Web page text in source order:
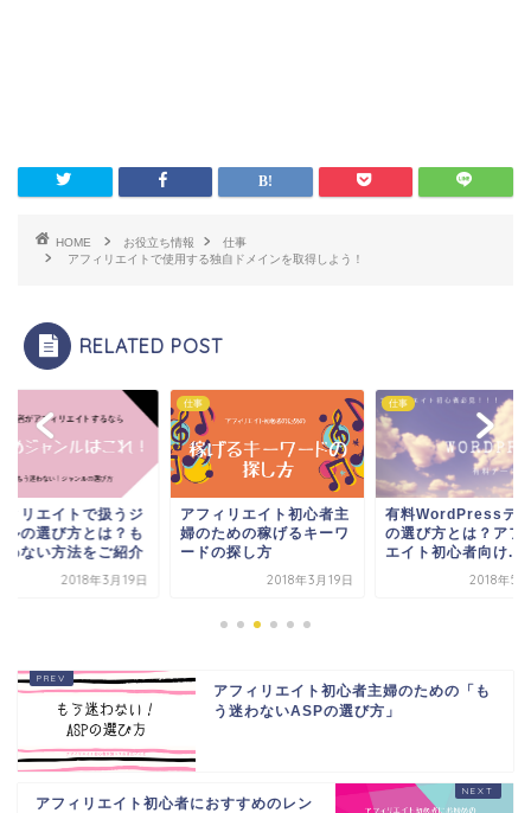
HOME お役立ち情報
仕事
アフィリエイトで使用する独自ドメインを取得しよう！
RELATED POST
ィリエイトで扱うジ
ルの選び方とは？も
わない方法をご紹介
2018年3月19日
仕事
アフィリエイト初心者主
婦のための稼げるキーワ
ードの探し方
2018年3月19日
仕事
有料WordPressテ
の選び方とは？アフ
エイト初心者向け...
2018年5
アフィリエイト初心者主婦のための「も
う迷わないASPの選び方」
アフィリエイト初心者におすすめのレン